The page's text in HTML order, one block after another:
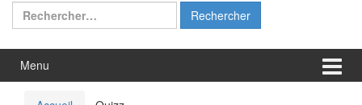
Rechercher :
Menu